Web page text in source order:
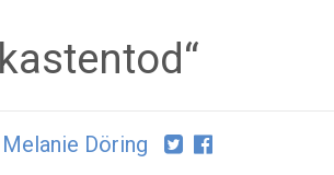
Melanie Döring